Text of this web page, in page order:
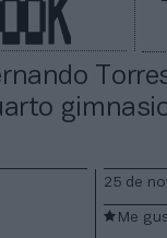
gimnasio
25 de
Me